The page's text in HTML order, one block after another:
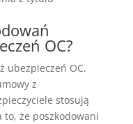
OC?
ubezpieczeń OC.
z
stosują
to, że poszkodowani